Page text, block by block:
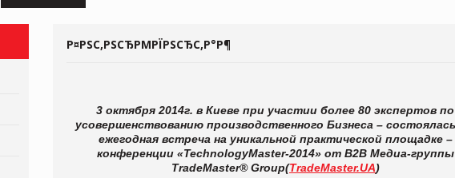
Р¤РЅС‚РЅСЂРΜРЇРЅСЂС‚Р°Р¶
3 октября 2014г. в Киеве при участии более 80 экспертов по
усовершенствованию производственного Бизнеса –
ежегодная встреча на уникальной практической площадке –
конференции «TechnologyMaster-2014» от В2В Медиа-группы
TradeMaster®Group(TradeMaster.UA)